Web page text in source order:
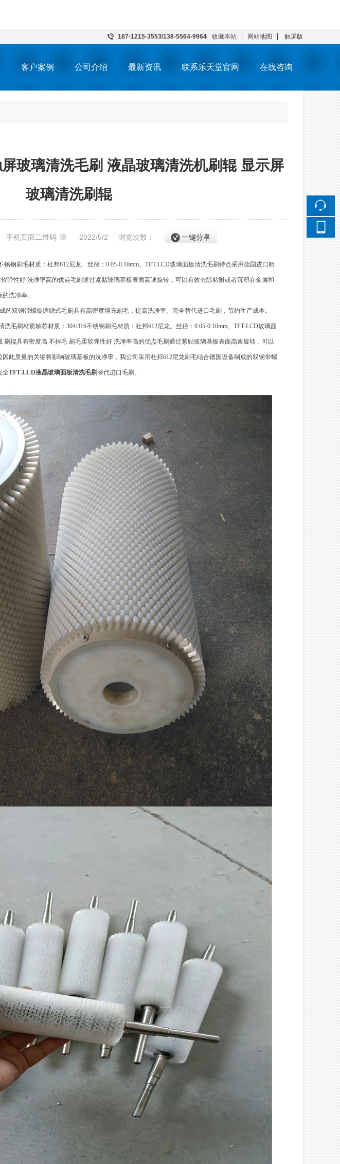
187-1215-3553/138-5564-9964 收藏本站 网站地图 触屏版
客户案例 公司介绍 最新资讯 联系乐天堂官网 在线咨询
玻璃清洗毛刷 液晶玻璃清洗机刷辊 显示屏
玻璃清洗刷辊
手机页面二维码 2022/5/2 浏览次数： 一键分享
钢刷毛材质：杜邦612尼龙。丝径：0.05-0.10mm。TFT-LCD玻璃面板清洗毛刷特点采用德国进口精
弹性好 洗净率高的优点毛刷通过紧贴玻璃基板表面高速旋转，可以有效去除粘附或者沉积在金属和
洗净率。
的双钢带螺旋缠绕式毛刷具有高密度填充刷毛，提高洗净率。完全替代进口毛刷，节约生产成本。
洗毛刷材质轴芯材质：304/316不锈钢刷毛材质：杜邦612尼龙。丝径：0.05-0.10mm。TFT-LCD玻璃面
辊具有密度高 不掉毛 刷毛柔软弹性好 洗净率高的优点毛刷通过紧贴玻璃基板表面高速旋转，可以
此质量的关键将影响玻璃基板的洗净率，我公司采用杜邦612尼龙刷毛结合德国设备制成的双钢带螺
全TFT-LCD液晶玻璃面板清洗毛刷替代进口毛刷。